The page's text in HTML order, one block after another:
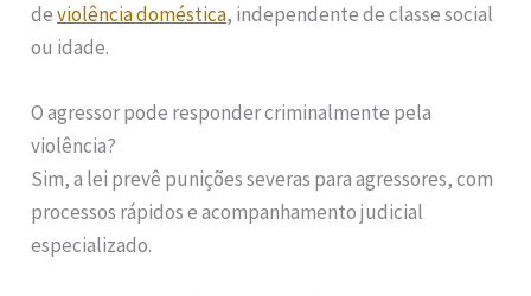
deviolência doméstica, independente de classe social
ou idade.
O agressor pode responder criminalmente pela
violência?
Sim, a lei prevê punições severas para agressores, com
processos rápidos e acompanhamento judicial
especializado.